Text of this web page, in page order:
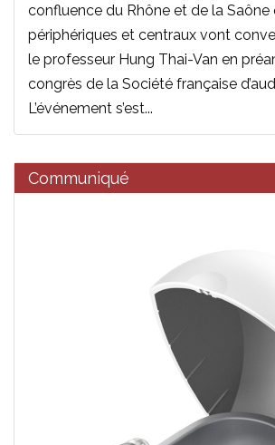
confluence du Rhône et de la Saône
périphériques et centraux vont
le professeur Hung Thai-Van en
congrès de la Société française
L’événement s’est...
Communiqué